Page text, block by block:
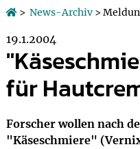
> News-Archiv>
19.1.2004
für
Forscher wollen nach
"Käseschmiere"